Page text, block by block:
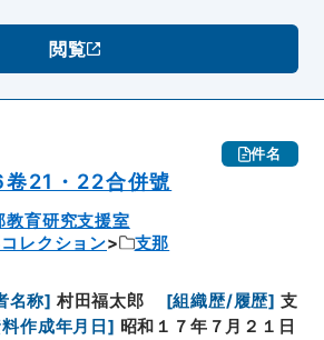
閲覧
件名
21・22合併號
教育研究支援室
レクション
支那
名称] 村田福太郎 [組織歴/履歴] 支
作成年月日 ] 昭和１７年７月２１日